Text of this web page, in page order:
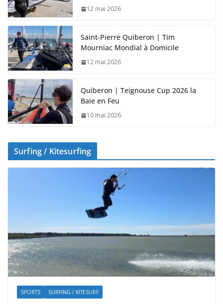
12 mai 2026
Saint-Pierre Quiberon | Tim
Mourniac Mondial à Domicile
12 mai 2026
Quiberon | Teignouse Cup 2026 la
Baie en Feu
10 mai 2026
Surfing / Kitesurfing
SPORTS SURFING / KITESURF